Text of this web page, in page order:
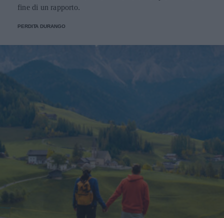
fine di un rapporto.
PERDITA DURANGO